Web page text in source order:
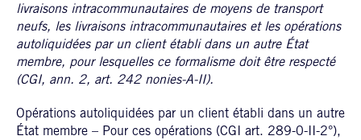
livraisons intracommunautaires de moyens de transport
neufs, les livraisons intracommunautaires et les opérations
autoliquidées par un client établi dans un autre État
membre, pour lesquelles ce formalisme doit être respecté
(CGI, ann. 2, art. 242 nonies-A-II).
Opérations autoliquidées par un client établi dans un autre
État membre – Pour ces opérations (CGI art. 289-0-II-2°),